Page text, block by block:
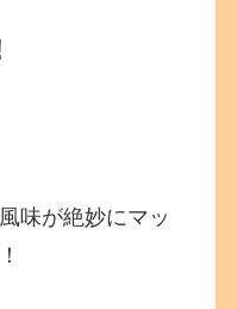
味が絶妙にマッ